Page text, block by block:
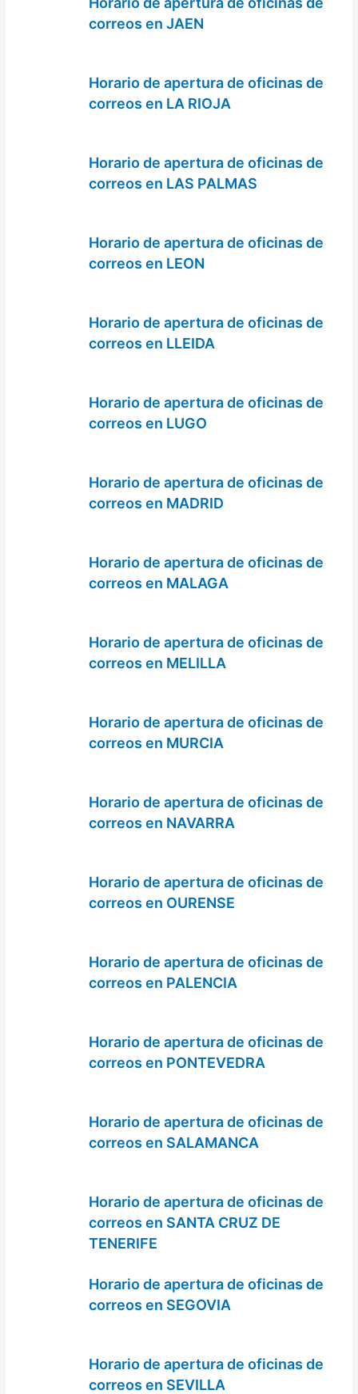
correos en JAEN
Horario de apertura de oficinas de
correos en LA RIOJA
Horario de apertura de oficinas de
correos en LAS PALMAS
Horario de apertura de oficinas de
correos en LEON
Horario de apertura de oficinas de
correos en LLEIDA
Horario de apertura de oficinas de
correos en LUGO
Horario de apertura de oficinas de
correos en MADRID
Horario de apertura de oficinas de
correos en MALAGA
Horario de apertura de oficinas de
correos en MELILLA
Horario de apertura de oficinas de
correos en MURCIA
Horario de apertura de oficinas de
correos en NAVARRA
Horario de apertura de oficinas de
correos en OURENSE
Horario de apertura de oficinas de
correos en PALENCIA
Horario de apertura de oficinas de
correos en PONTEVEDRA
Horario de apertura de oficinas de
correos en SALAMANCA
Horario de apertura de oficinas de
correos en SANTA CRUZ DE
TENERIFE
Horario de apertura de oficinas de
correos en SEGOVIA
Horario de apertura de oficinas de
correos en SEVILLA